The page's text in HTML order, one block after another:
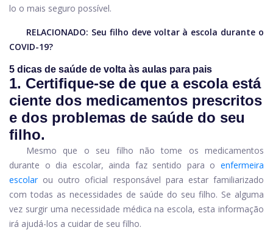
lo o mais seguro possível.
RELACIONADO: Seu filho deve voltar à escola durante o
COVID-19?
5 dicas de saúde de volta às aulas para pais
1. Certifique-se de que a escola está
ciente dos medicamentos prescritos
e dos problemas de saúde do seu
filho.
Mesmo que o seu filho não tome os medicamentos
durante o dia escolar, ainda faz sentido para o enfermeira
escolar ou outro oficial responsável para estar familiarizado
com todas as necessidades de saúde do seu filho. Se alguma
vez surgir uma necessidade médica na escola, esta informação
irá ajudá-los a cuidar de seu filho.